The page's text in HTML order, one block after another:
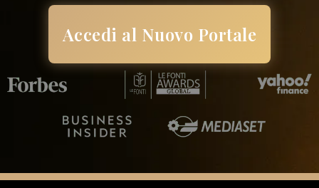
Accedi al Nuovo Portale